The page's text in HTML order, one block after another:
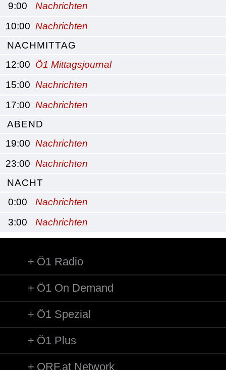
9:00
Nachrichten
10:00 Nachrichten
NACHMITTAG
12:00 Ö1 Mittagsjournal
15:00 Nachrichten
17:00 Nachrichten
ABEND
19:00 Nachrichten
23:00 Nachrichten
NACHT
0:00
Nachrichten
3:00
Nachrichten
Ö1 Radio
Ö1 On Demand
Ö1 Spezial
Ö1 Plus
ORF.at Network